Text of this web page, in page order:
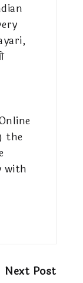
the
with
Next Post